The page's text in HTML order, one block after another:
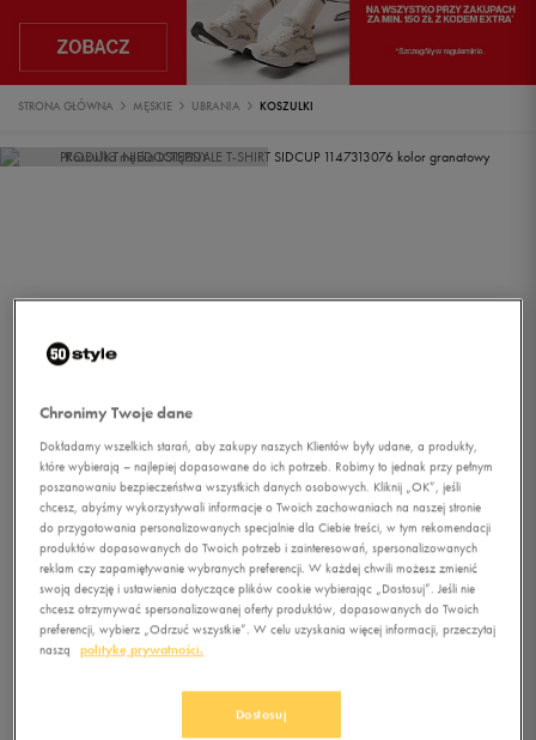
STRONA GŁÓWNA MĘSKIE UBRANIA KOSZULKI
PRODUKT NIEDOSTĘPNY
LONSDALE T-SHIRT SIDCUP
Chronimy Twoje dane
Dokładamy wszelkich starań, aby zakupy naszych Klientów były udane, a produkty,
które wybierają – najlepiej dopasowane do ich potrzeb. Robimy to jednak przy pełnym
poszanowaniu bezpieczeństwa wszystkich danych osobowych. Kliknij „OK”, jeśli
chcesz, abyśmy wykorzystywali informacje o Twoich zachowaniach na naszej stronie
do przygotowania personalizowanych specjalnie dla Ciebie treści, w tym rekomendacji
produktów dopasowanych do Twoich potrzeb i zainteresowań, spersonalizowanych
reklam czy zapamiętywanie wybranych preferencji. W każdej chwili możesz zmienić
swoją decyzję i ustawienia dotyczące plików cookie wybierając „Dostosuj”. Jeśli nie
chcesz otrzymywać spersonalizowanej oferty produktów, dopasowanych do Twoich
preferencji, wybierz „Odrzuć wszystkie”. W celu uzyskania więcej informacji, przeczytaj
naszą
politykę prywatności.
Dostosuj